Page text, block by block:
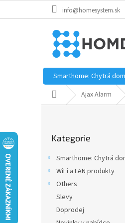
info@homesystem.sk
Smarthome: Chytrá
Domů Ajax Alarm
kategorie
Kategorie
Smarthome: Chytrá
WiFi a LAN produkty
Others
Slevy
Doprodej